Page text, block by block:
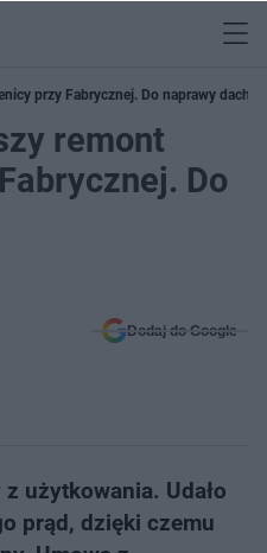
przy Fabrycznej. Do naprawy dach
remont
Do
Dodaj do Google
użytkowania. Udało
prąd, dzięki czemu